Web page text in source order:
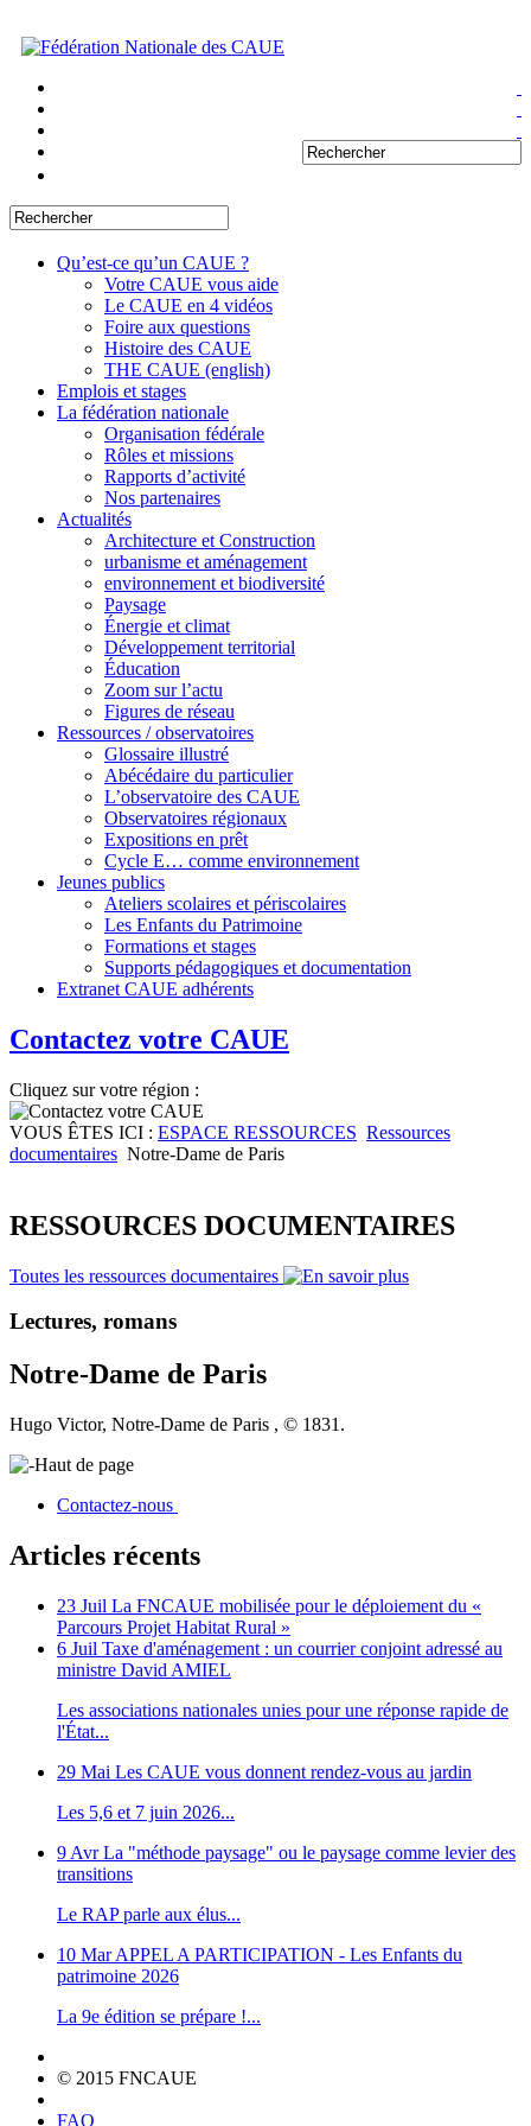
Qu’est-ce qu’un CAUE ?
Votre CAUE vous aide
Le CAUE en 4 vidéos
Foire aux questions
Histoire des CAUE
THE CAUE (english)
Emplois et stages
La fédération nationale
Organisation fédérale
Rôles et missions
Rapports d’activité
Nos partenaires
Actualités
Architecture et Construction
urbanisme et aménagement
environnement et biodiversité
Paysage
Énergie et climat
Développement territorial
Éducation
Zoom sur l’actu
Figures de réseau
Ressources / observatoires
Glossaire illustré
Abécédaire du particulier
L’observatoire des CAUE
Observatoires régionaux
Expositions en prêt
Cycle E… comme environnement
Jeunes publics
Ateliers scolaires et périscolaires
Les Enfants du Patrimoine
Formations et stages
Supports pédagogiques et documentation
Extranet CAUE adhérents
Contactez votre CAUE
Cliquez sur votre région :
VOUS ÊTES ICI : ESPACE RESSOURCES Ressources
documentaires Notre-Dame de Paris
RESSOURCES DOCUMENTAIRES
Toutes les ressources documentaires
Lectures, romans
Notre-Dame de Paris
Hugo Victor, Notre-Dame de Paris , © 1831.
Haut de page
Contactez-nous
Articles récents
23 Juil La FNCAUE mobilisée pour le déploiement du «
Parcours Projet Habitat Rural »
6 Juil Taxe d'aménagement : un courrier conjoint adressé au
ministre David AMIEL
Les associations nationales unies pour une réponse rapide de
l'État...
29 Mai Les CAUE vous donnent rendez-vous au jardin
Les 5,6 et 7 juin 2026...
9 Avr La "méthode paysage" ou le paysage comme levier des
transitions
Le RAP parle aux élus...
10 Mar APPEL A PARTICIPATION - Les Enfants du
patrimoine 2026
La 9e édition se prépare !...
© 2015 FNCAUE
FAQ